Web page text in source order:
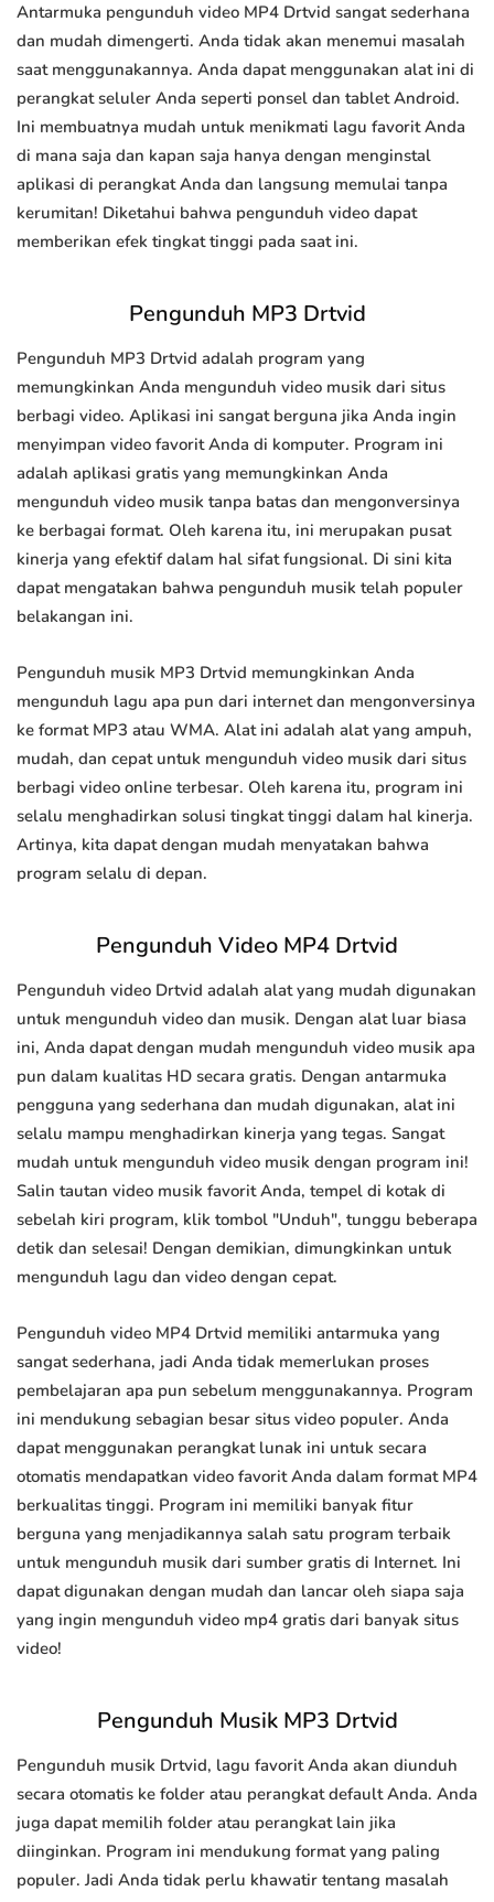
Antarmuka pengunduh video MP4 Drtvid sangat sederhana
dan mudah dimengerti. Anda tidak akan menemui masalah
saat menggunakannya. Anda dapat menggunakan alat ini di
perangkat seluler Anda seperti ponsel dan tablet Android.
Ini membuatnya mudah untuk menikmati lagu favorit Anda
di mana saja dan kapan saja hanya dengan menginstal
aplikasi di perangkat Anda dan langsung memulai tanpa
kerumitan! Diketahui bahwa pengunduh video dapat
memberikan efek tingkat tinggi pada saat ini.
Pengunduh MP3 Drtvid
Pengunduh MP3 Drtvid adalah program yang
memungkinkan Anda mengunduh video musik dari situs
berbagi video. Aplikasi ini sangat berguna jika Anda ingin
menyimpan video favorit Anda di komputer. Program ini
adalah aplikasi gratis yang memungkinkan Anda
mengunduh video musik tanpa batas dan mengonversinya
ke berbagai format. Oleh karena itu, ini merupakan pusat
kinerja yang efektif dalam hal sifat fungsional. Di sini kita
dapat mengatakan bahwa pengunduh musik telah populer
belakangan ini.
Pengunduh musik MP3 Drtvid memungkinkan Anda
mengunduh lagu apa pun dari internet dan mengonversinya
ke format MP3 atau WMA. Alat ini adalah alat yang ampuh,
mudah, dan cepat untuk mengunduh video musik dari situs
berbagi video online terbesar. Oleh karena itu, program ini
selalu menghadirkan solusi tingkat tinggi dalam hal kinerja.
Artinya, kita dapat dengan mudah menyatakan bahwa
program selalu di depan.
Pengunduh Video MP4 Drtvid
Pengunduh video Drtvid adalah alat yang mudah digunakan
untuk mengunduh video dan musik. Dengan alat luar biasa
ini, Anda dapat dengan mudah mengunduh video musik apa
pun dalam kualitas HD secara gratis. Dengan antarmuka
pengguna yang sederhana dan mudah digunakan, alat ini
selalu mampu menghadirkan kinerja yang tegas. Sangat
mudah untuk mengunduh video musik dengan program ini!
Salin tautan video musik favorit Anda, tempel di kotak di
sebelah kiri program, klik tombol "Unduh", tunggu beberapa
detik dan selesai! Dengan demikian, dimungkinkan untuk
mengunduh lagu dan video dengan cepat.
Pengunduh video MP4 Drtvid memiliki antarmuka yang
sangat sederhana, jadi Anda tidak memerlukan proses
pembelajaran apa pun sebelum menggunakannya. Program
ini mendukung sebagian besar situs video populer. Anda
dapat menggunakan perangkat lunak ini untuk secara
otomatis mendapatkan video favorit Anda dalam format MP4
berkualitas tinggi. Program ini memiliki banyak fitur
berguna yang menjadikannya salah satu program terbaik
untuk mengunduh musik dari sumber gratis di Internet. Ini
dapat digunakan dengan mudah dan lancar oleh siapa saja
yang ingin mengunduh video mp4 gratis dari banyak situs
video!
Pengunduh Musik MP3 Drtvid
Pengunduh musik Drtvid, lagu favorit Anda akan diunduh
secara otomatis ke folder atau perangkat default Anda. Anda
juga dapat memilih folder atau perangkat lain jika
diinginkan. Program ini mendukung format yang paling
populer. Jadi Anda tidak perlu khawatir tentang masalah